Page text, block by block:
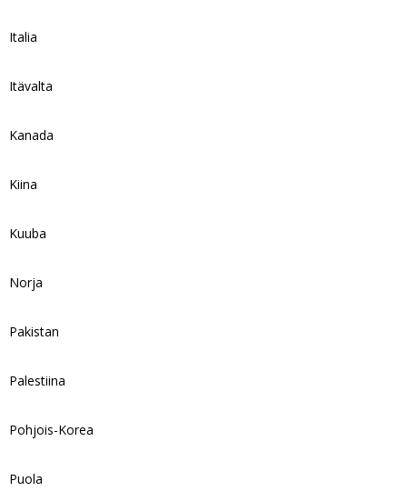
Italia
Itävalta
Kanada
Kiina
Kuuba
Norja
Pakistan
Palestiina
Pohjois-Korea
Puola